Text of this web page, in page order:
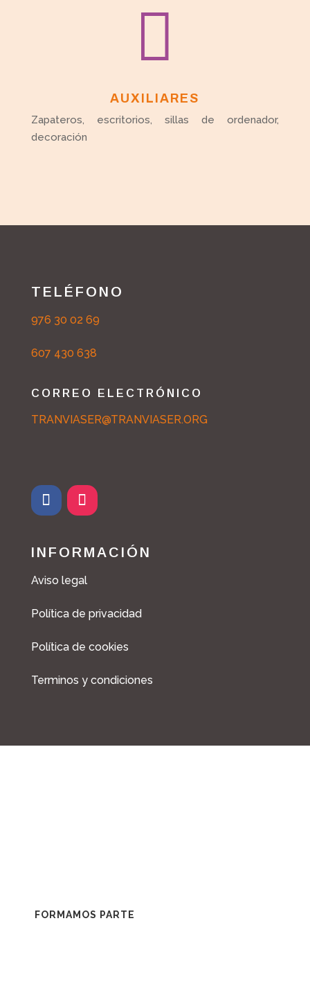

AUXILIARES
Zapateros, escritorios, sillas de ordenador,
decoración
TELÉFONO
976 30 02 69
607 430 638
CORREO ELECTRÓNICO
TRANVIASER@TRANVIASER.ORG
c
b
o
k
s
a
g
a
INFORMACIÓN
Aviso legal
Política de privacidad
Política de cookies
Terminos y condiciones
FORMAMOS PARTE